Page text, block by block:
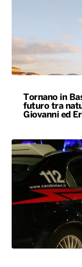
Tornano in
futuro tra
Giovanni ed